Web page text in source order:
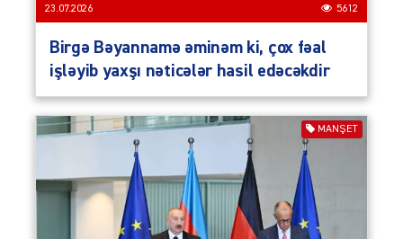
23.07.2026 5612
Birgə Bəyannamə əminəm ki, çox fəal
işləyib yaxşı nəticələr hasil edəcəkdir
MANŞET